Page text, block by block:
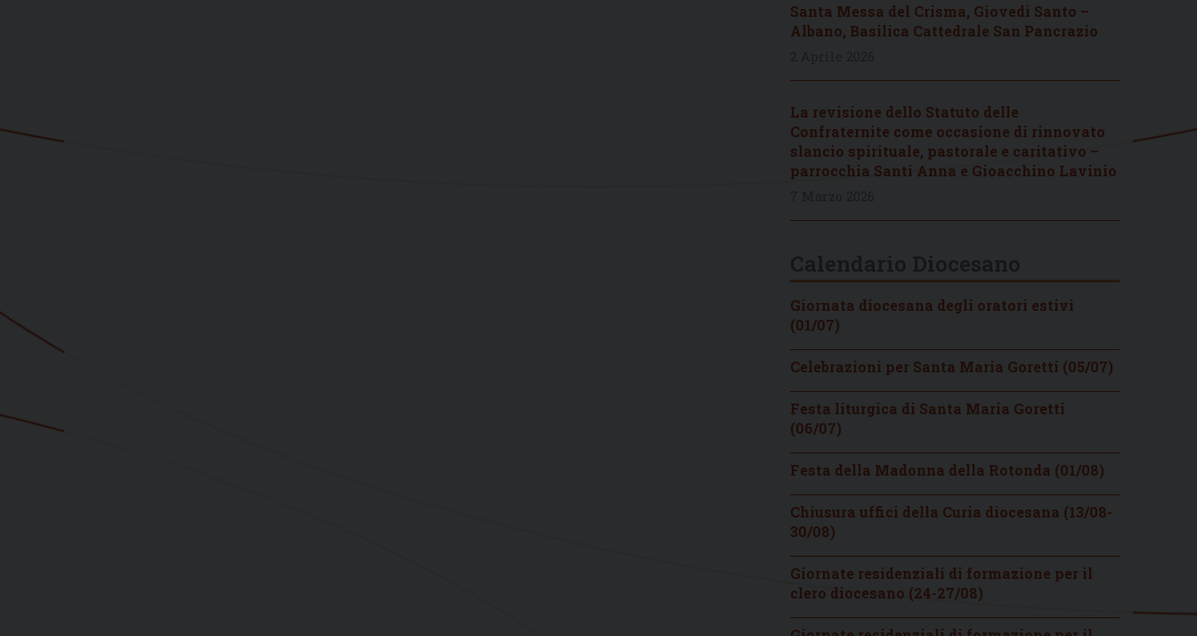
Santa Messa del Crisma, Giovedì Santo –
Albano, Basilica Cattedrale San Pancrazio
La revisione dello Statuto delle
Confraternite come occasione di rinnovato
slancio spirituale, pastorale e caritativo –
parrocchia Santi Anna e Gioacchino Lavinio
Giornata diocesana degli oratori estivi
(01/07)
Celebrazioni per Santa Maria Goretti (05/07)
Festa liturgica di Santa Maria Goretti
(06/07)
Festa della Madonna della Rotonda (01/08)
Chiusura uffici della Curia diocesana (13/08-
30/08)
Giornate residenziali di formazione per il
clero diocesano (24-27/08)